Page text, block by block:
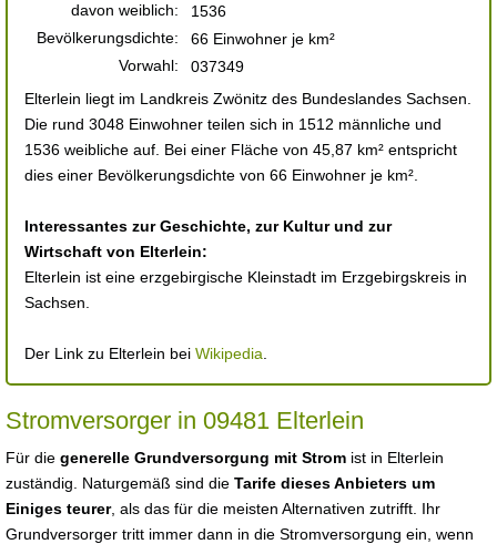
davon weiblich:
1536
Bevölkerungsdichte:
66 Einwohner je km²
Vorwahl:
037349
Elterlein liegt im Landkreis Zwönitz des Bundeslandes Sachsen.
Die rund 3048 Einwohner teilen sich in 1512 männliche und
1536 weibliche auf. Bei einer Fläche von 45,87 km² entspricht
dies einer Bevölkerungsdichte von 66 Einwohner je km².
Interessantes zur Geschichte, zur Kultur und zur
Wirtschaft von Elterlein:
Elterlein ist eine erzgebirgische Kleinstadt im Erzgebirgskreis in
Sachsen.
Der Link zu Elterlein bei Wikipedia
Stromversorger in 09481 Elterlein
Für die generelle Grundversorgung mit Strom ist in Elterlein
zuständig. Naturgemäß sind die Tarife dieses Anbieters um
Einiges teurer, als das für die meisten Alternativen zutrifft. Ihr
Grundversorger tritt immer dann in die Stromversorgung ein, wenn